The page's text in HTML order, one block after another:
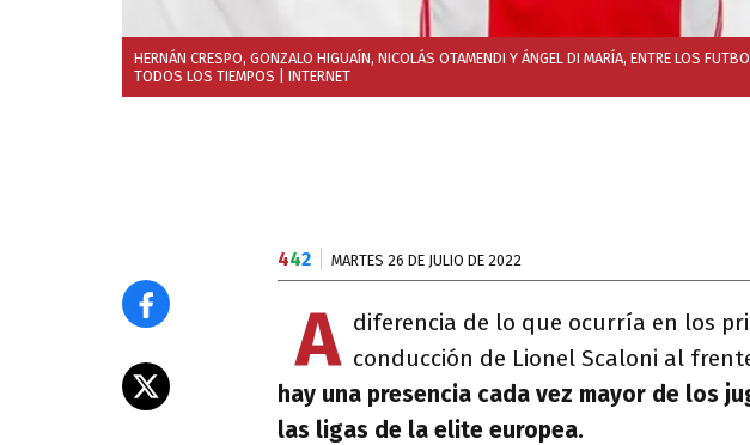
HERNÁN CRESPO, GONZALO HIGUAÍN, NICOLÁS OTAMENDI Y ÁNGEL DI MARÍA, ENTRE LOS
TODOS LOS TIEMPOS | INTERNET
442 MARTES 26 DE JULIO DE 2022
A diferencia de lo que ocurría en los
conducción de Lionel Scaloni al
hay una presencia cada vez mayor de los
las ligas de la elite europea.